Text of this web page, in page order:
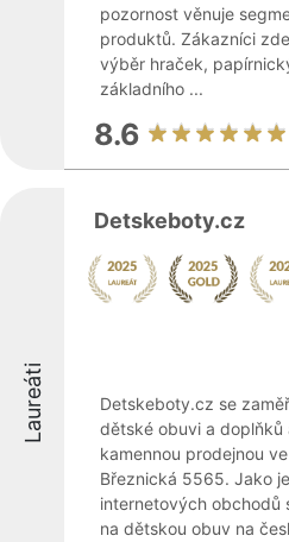
pozornost věnuje
produktů. Zákazníci
výběr hraček,
základního ...
8.6
Laureáti
Detskeboty.cz
Detskeboty.cz se
dětské obuvi a doplňků
kamennou prodejnou
Březnická 5565. Jako
internetových obchodů
na dětskou obuv na